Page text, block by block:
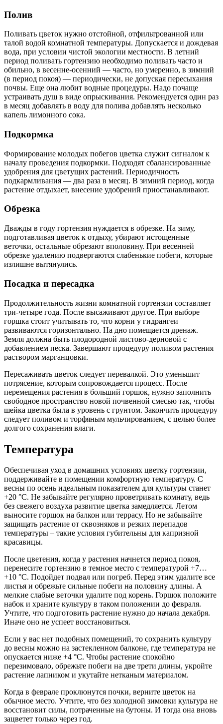
Полив
Поливать цветок нужно отстойной, отфильтрованной или
талой водой комнатной температуры. Допускается и дождевая
вода, при условии чистой экологии местности. В летний
период поливать гортензию необходимо поливать часто и
обильно, в весенне-осенний — часто, но умеренно, в зимний
(в период покоя) — периодически, не допуская пересыхания
почвы. Еще она любит водные процедуры. Надо почаще
устраивать душ в виде опрыскивания. Рекомендуется один раз
в месяц добавлять в воду для полива добавлять несколько
капель лимонного сока.
Подкормка
Формирование молодых побегов цветка служит сигналом к
началу проведения подкормки. Подходят сбалансированные
удобрения для цветущих растений. Периодичность
подкармливания — два раза в месяц. В зимний период, когда
растение отдыхает, внесение удобрений приостанавливают.
Обрезка
Дважды в году гортензия нуждается в обрезке. На зиму,
подготавливая цветок к отдыху, убирают истощенные
веточки, остальные обрезают вполовину. При весенней
обрезке удалению подвергаются слабенькие побеги, которые
излишне вытянулись.
Посадка и пересадка
Продолжительность жизни комнатной гортензии составляет
три-четыре года. После высаживают другое. При выборе
горшка стоит учитывать то, что корни у гидрангеи
развиваются горизонтально. На дно помещается дренаж.
Земля должна быть плодородной листово-дерновой с
добавлением песка. Завершают процедуру поливом растения
раствором марганцовки.
Пересаживать цветок следует перевалкой. Это уменьшит
потрясение, которым сопровождается процесс. После
перемещения растения в больший горшок, нужно заполнить
свободное пространство новой почвенной смесью так, чтобы
шейка цветка была в уровень с грунтом. Закончить процедуру
следует поливом и торфяным мульчированием, с целью более
долгого сохранения влаги.
Температура
Обеспечивая уход в домашних условиях цветку гортензии,
поддерживайте в помещении комфортную температуру. С
весны по осень идеальным показателем для культуры станет
+20 °C. Не забывайте регулярно проветривать комнату, ведь
без свежего воздуха развитие цветка замедляется. Летом
выносите горшок на балкон или террасу. Но не забывайте
защищать растение от сквозняков и резких перепадов
температуры – такие условия губительны для капризной
красавицы.
После цветения, когда у растения начнется период покоя,
перенесите гортензию в темное место с температурой +7…
+10 °C. Подойдет подвал или погреб. Перед этим удалите все
листья и обрежьте сильные побеги на половину длины. А
мелкие слабые веточки удалите под корень. Горшок положите
набок и храните культуру в таком положении до февраля.
Учтите, что подготовить растение нужно до начала декабря.
Иначе оно не успеет восстановиться.
Если у вас нет подобных помещений, то сохранить культуру
до весны можно на застекленном балконе, где температура не
опускается ниже +4 °C. Чтобы растение спокойно
перезимовало, обрежьте побеги на две трети длины, укройте
растение лапником и укутайте нетканым материалом.
Когда в феврале проклюнутся почки, верните цветок на
обычное место. Учтите, что без холодной зимовки культура не
восстановит силы, потраченные на бутоны. И тогда она вновь
зацветет только через год.